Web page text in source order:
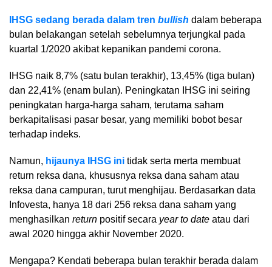
IHSG sedang berada dalam tren bullish dalam beberapa
bulan belakangan setelah sebelumnya terjungkal pada
kuartal 1/2020 akibat kepanikan pandemi corona.
IHSG naik 8,7% (satu bulan terakhir), 13,45% (tiga bulan)
dan 22,41% (enam bulan). Peningkatan IHSG ini seiring
peningkatan harga-harga saham, terutama saham
berkapitalisasi pasar besar, yang memiliki bobot besar
terhadap indeks.
Namun, hijaunya IHSG ini tidak serta merta membuat
return reksa dana, khususnya reksa dana saham atau
reksa dana campuran, turut menghijau. Berdasarkan data
Infovesta, hanya 18 dari 256 reksa dana saham yang
menghasilkan return positif secara year to date atau dari
awal 2020 hingga akhir November 2020.
Mengapa? Kendati beberapa bulan terakhir berada dalam